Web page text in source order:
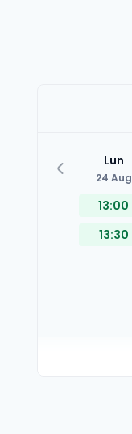
Lun
24 Aug
13:00
13:30